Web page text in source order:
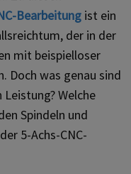
Bearbeitung ist ein
der in der
mit beispielloser
Doch was genau sind
Welche
Spindeln und
5-Achs-CNC-